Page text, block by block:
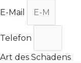
E-Mail
Telefon
Art des Schadens